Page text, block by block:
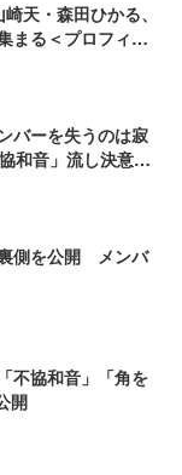
天・森田ひかる、
まる＜プロフィー
バーを失うのは寂
和音」流し決意語
側を公開 メンバ
不協和音」「角を
開